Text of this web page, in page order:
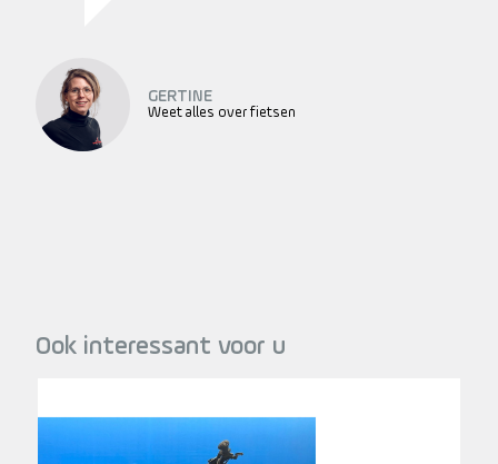
GERTINE
Weet alles over fietsen
Ook interessant voor u